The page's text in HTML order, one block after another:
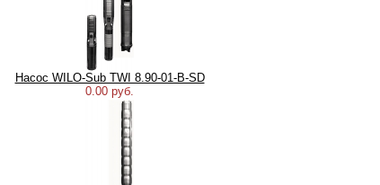
Насос WILO-Sub TWI 8.90-01-B-SD
0.00 руб.